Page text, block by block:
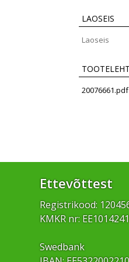
LAOSEIS
Laoseis
TOOTELEHT
20076661.pdf
Ettevõttest
Registrikood:
KMKR nr:
Swedbank